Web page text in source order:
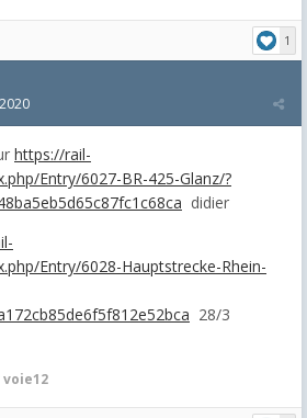
1
https://rail-
Entry/6027-BR-425-Glanz/?
didier
Entry/6028-Hauptstrecke-Rhein-
28/3
voie12